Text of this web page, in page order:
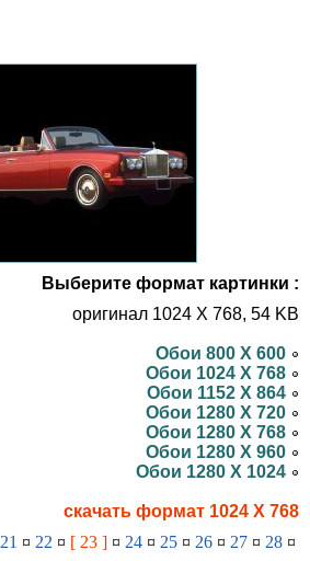
Выберите формат картинки :
оригинал 1024 X 768, 54 KB
Обои 800 X 600
Обои 1024 X 768
Обои 1152 X 864
Обои 1280 X 720
Обои 1280 X 768
Обои 1280 X 960
Обои 1280 X 1024
скачать формат 1024 X 768
21 ¤ 22 ¤ [ 23 ]¤ 24¤ 25¤ 26¤ 27¤ 28¤